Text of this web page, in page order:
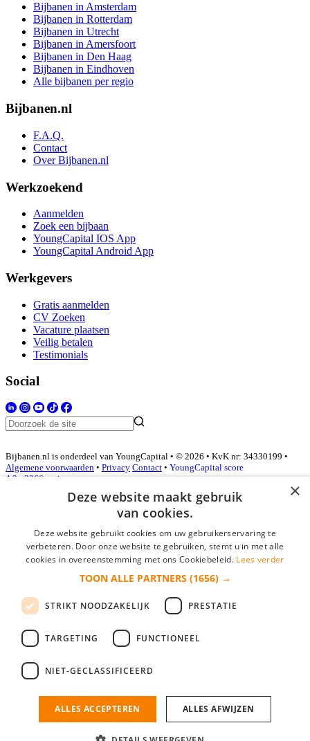
Bijbanen in Amsterdam
Bijbanen in Rotterdam
Bijbanen in Utrecht
Bijbanen in Amersfoort
Bijbanen in Den Haag
Bijbanen in Eindhoven
Alle bijbanen per regio
Bijbanen.nl
F.A.Q.
Contact
Over Bijbanen.nl
Werkzoekend
Aanmelden
Zoek een bijbaan
YoungCapital IOS App
YoungCapital Android App
Werkgevers
Gratis aanmelden
CV Zoeken
Vacature plaatsen
Veilig betalen
Testimonials
Social
Bijbanen.nl is onderdeel van YoungCapital • © 2026 • KvK nr: 34330199 •
Algemene voorwaarden • Privacy Contact • YoungCapital score
4.3 - 3366 reviews
Inloggen als bedrijf
*
login gegevens onthouden
login
Bedrijf aanmelden
nieuwe collega/werknemer zo gevonden!
×
Deze website maakt gebruik
van cookies.
Deze website gebruikt cookies om uw gebruikerservaring te
verbeteren. Door onze website te gebruiken, stemt u in met alle
cookies in overeenstemming met ons Cookiebeleid. Lees verder
TOON ALLE PARTNERS (1656) →
STRIKT NOODZAKELIJK PRESTATIE
TARGETING FUNCTIONEEL
NIET-GECLASSIFICEERD
ALLES ACCEPTEREN ALLES AFWIJZEN